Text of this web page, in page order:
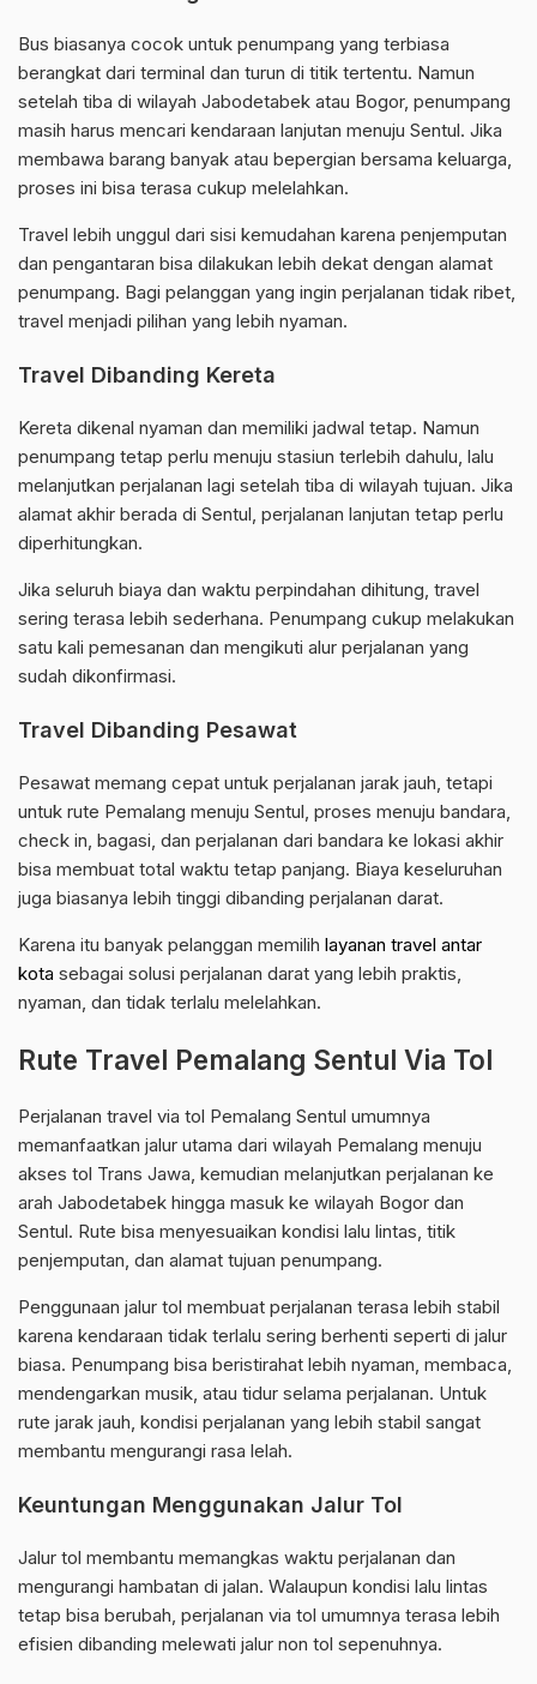
Bus biasanya cocok untuk penumpang yang terbiasa
berangkat dari terminal dan turun di titik tertentu. Namun
setelah tiba di wilayah Jabodetabek atau Bogor, penumpang
masih harus mencari kendaraan lanjutan menuju Sentul. Jika
membawa barang banyak atau bepergian bersama keluarga,
proses ini bisa terasa cukup melelahkan.
Travel lebih unggul dari sisi kemudahan karena penjemputan
dan pengantaran bisa dilakukan lebih dekat dengan alamat
penumpang. Bagi pelanggan yang ingin perjalanan tidak ribet,
travel menjadi pilihan yang lebih nyaman.
Travel Dibanding Kereta
Kereta dikenal nyaman dan memiliki jadwal tetap. Namun
penumpang tetap perlu menuju stasiun terlebih dahulu, lalu
melanjutkan perjalanan lagi setelah tiba di wilayah tujuan. Jika
alamat akhir berada di Sentul, perjalanan lanjutan tetap perlu
diperhitungkan.
Jika seluruh biaya dan waktu perpindahan dihitung, travel
sering terasa lebih sederhana. Penumpang cukup melakukan
satu kali pemesanan dan mengikuti alur perjalanan yang
sudah dikonfirmasi.
Travel Dibanding Pesawat
Pesawat memang cepat untuk perjalanan jarak jauh, tetapi
untuk rute Pemalang menuju Sentul, proses menuju bandara,
check in, bagasi, dan perjalanan dari bandara ke lokasi akhir
bisa membuat total waktu tetap panjang. Biaya keseluruhan
juga biasanya lebih tinggi dibanding perjalanan darat.
Karena itu banyak pelanggan memilih layanan travel antar
kota sebagai solusi perjalanan darat yang lebih praktis,
nyaman, dan tidak terlalu melelahkan.
Rute Travel Pemalang Sentul Via Tol
Perjalanan travel via tol Pemalang Sentul umumnya
memanfaatkan jalur utama dari wilayah Pemalang menuju
akses tol Trans Jawa, kemudian melanjutkan perjalanan ke
arah Jabodetabek hingga masuk ke wilayah Bogor dan
Sentul. Rute bisa menyesuaikan kondisi lalu lintas, titik
penjemputan, dan alamat tujuan penumpang.
Penggunaan jalur tol membuat perjalanan terasa lebih stabil
karena kendaraan tidak terlalu sering berhenti seperti di jalur
biasa. Penumpang bisa beristirahat lebih nyaman, membaca,
mendengarkan musik, atau tidur selama perjalanan. Untuk
rute jarak jauh, kondisi perjalanan yang lebih stabil sangat
membantu mengurangi rasa lelah.
Keuntungan Menggunakan Jalur Tol
Jalur tol membantu memangkas waktu perjalanan dan
mengurangi hambatan di jalan. Walaupun kondisi lalu lintas
tetap bisa berubah, perjalanan via tol umumnya terasa lebih
efisien dibanding melewati jalur non tol sepenuhnya.